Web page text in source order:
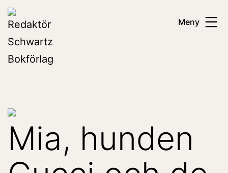
Hoppa
till
innehåll
Redaktör
Schwartz
Bokförlag
Meny
Mia, hunden